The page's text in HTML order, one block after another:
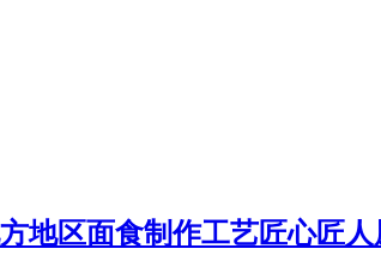
地区面食制作工艺匠心匠